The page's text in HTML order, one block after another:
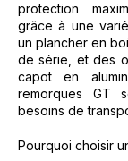
protection
grâce à une
un plancher en
de série, et des
capot en
remorques GT
besoins de
Pourquoi choisir